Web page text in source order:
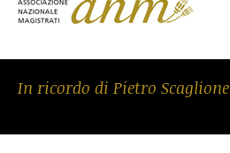
In ricordo di Pietro Scaglione